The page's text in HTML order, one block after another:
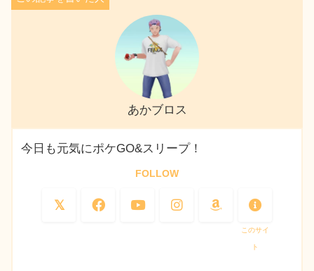
あかブロス
今日も元気にポケGO&スリープ！
FOLLOW
このサイ
ト